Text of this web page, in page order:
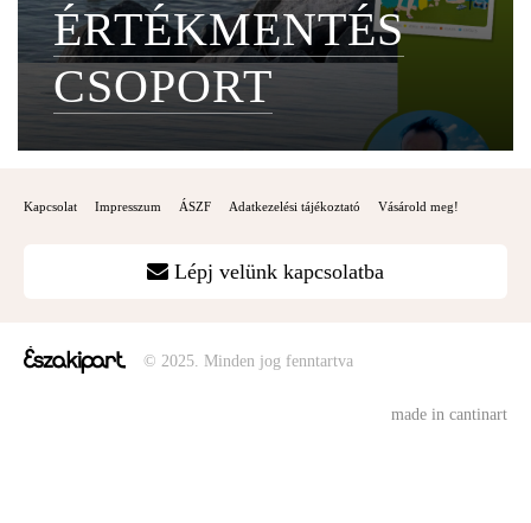
ÉRTÉKMENTÉS
CSOPORT
Kapcsolat Impresszum ÁSZF Adatkezelési tájékoztató Vásárold meg!
Lépj velünk kapcsolatba
© 2025. Minden jog fenntartva
made in cantinart